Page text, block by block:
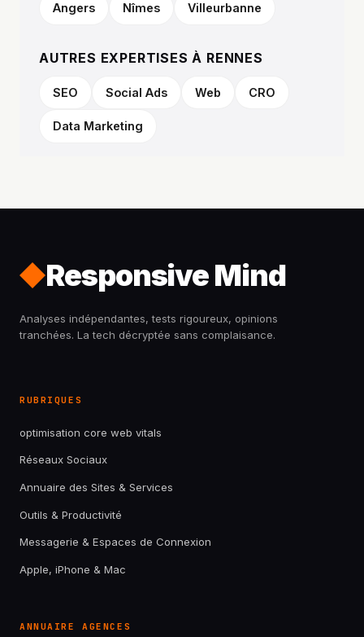
Angers Nîmes Villeurbanne
AUTRES EXPERTISES À RENNES
SEO Social Ads Web CRO
Data Marketing
Responsive Mind
Analyses indépendantes, tests rigoureux, opinions
tranchées. La tech décryptée sans complaisance.
RUBRIQUES
optimisation core web vitals
Réseaux Sociaux
Annuaire des Sites & Services
Outils & Productivité
Messagerie & Espaces de Connexion
Apple, iPhone & Mac
ANNUAIRE AGENCES